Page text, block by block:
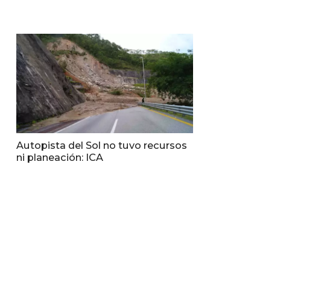
Autopista del Sol no tuvo recursos
ni planeación: ICA